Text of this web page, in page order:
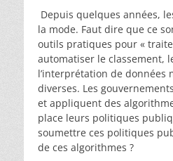
Depuis quelques années,
la mode. Faut dire que ce
outils pratiques pour «
automatiser le classement,
l’interprétation de données
diverses. Les
et appliquent des
place leurs politiques
soumettre ces politiques
de ces algorithmes ?